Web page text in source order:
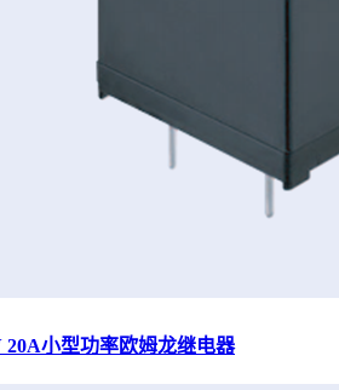
20A小型功率欧姆龙继电器